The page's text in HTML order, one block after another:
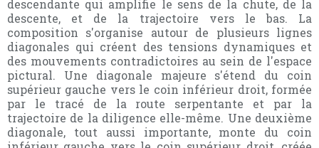
descendante qui amplifie le sens de la chute, de la
descente, et de la trajectoire vers le bas. La
composition s'organise autour de plusieurs lignes
diagonales qui créent des tensions dynamiques et
des mouvements contradictoires au sein de l'espace
pictural. Une diagonale majeure s'étend du coin
supérieur gauche vers le coin inférieur droit, formée
par le tracé de la route serpentante et par la
trajectoire de la diligence elle-même. Une deuxième
diagonale, tout aussi importante, monte du coin